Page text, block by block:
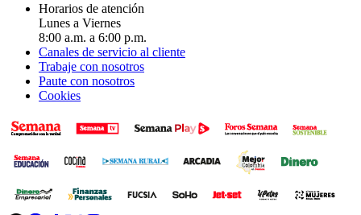
Horarios de atención
Lunes a Viernes
8:00 a.m. a 6:00 p.m.
Canales de servicio al cliente
Trabaje con nosotros
Paute con nosotros
Cookies